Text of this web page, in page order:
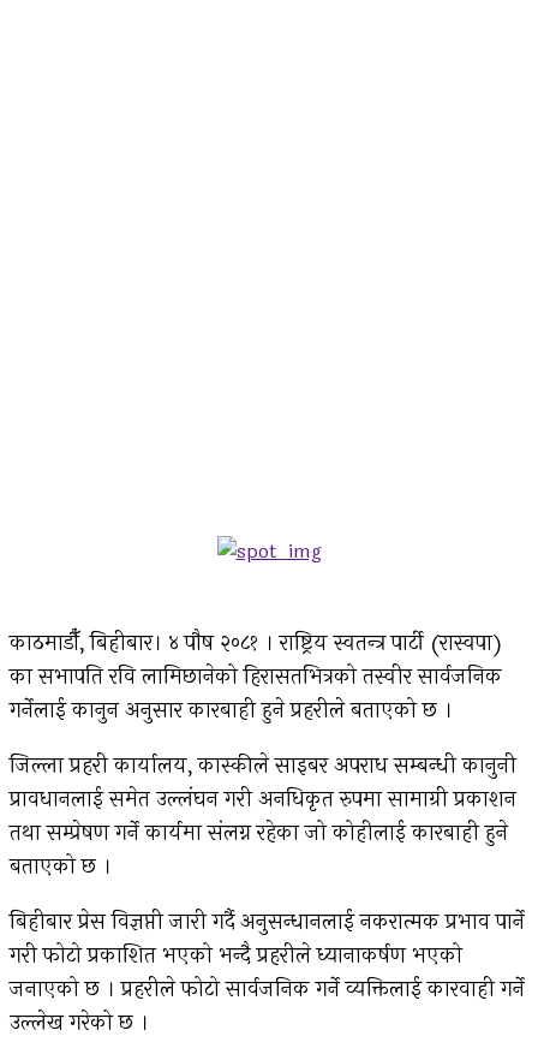
काठमाडौँ, बिहीबार। ४ पौष २०८१ । राष्ट्रिय स्वतन्त्र पार्टी (रास्वपा)
का सभापति रवि लामिछानेको हिरासतभित्रको तस्वीर सार्वजनिक
गर्नेलाई कानुन अनुसार कारबाही हुने प्रहरीले बताएको छ ।
जिल्ला प्रहरी कार्यालय, कास्कीले साइबर अपराध सम्बन्धी कानुनी
प्रावधानलाई समेत उल्लंघन गरी अनधिकृत रुपमा सामाग्री प्रकाशन
तथा सम्प्रेषण गर्ने कार्यमा संलग्न रहेका जो कोहीलाई कारबाही हुने
बताएको छ ।
बिहीबार प्रेस विज्ञप्ती जारी गर्दै अनुसन्धानलाई नकरात्मक प्रभाव पार्ने
गरी फोटो प्रकाशित भएको भन्दै प्रहरीले ध्यानाकर्षण भएको
जनाएको छ । प्रहरीले फोटो सार्वजनिक गर्ने व्यक्तिलाई कारवाही गर्ने
उल्लेख गरेको छ ।